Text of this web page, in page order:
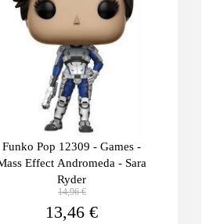
Funko Pop 12309 - Games -
Effect Andromeda - Sara
Ryder
14,96 €
13,46 €